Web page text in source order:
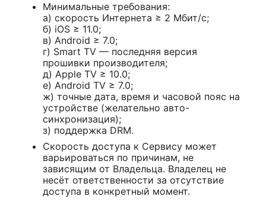
Минимальные требования:
а) скорость Интернета ≥ 2 Мбит/с;
б) iOS ≥ 11.0;
в) Android ≥ 7.0;
г) Smart TV — последняя версия
прошивки производителя;
д) Apple TV ≥ 10.0;
е) Android TV ≥ 7.0;
ж) точные дата, время и часовой пояс на
устройстве (желательно авто-
синхронизация);
з) поддержка DRM.
Скорость доступа к Сервису может
варьироваться по причинам, не
зависящим от Владельца. Владелец не
несёт ответственности за отсутствие
доступа в конкретный момент.